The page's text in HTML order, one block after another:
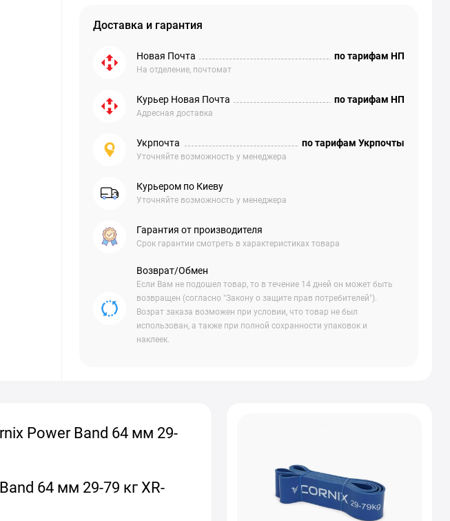
Доставка и гарантия
Новая Почта
На отделение, почтомат
по тарифам НП
Курьер Новая Почта
Адресная доставка
по тарифам НП
Укрпочта
Уточняйте возможность у менеджера
по тарифам Укрпочты
Курьером по Киеву
Уточняйте возможность у менеджера
Гарантия от производителя
Срок гарантии смотреть в характеристиках товара
Возврат/Обмен
Если Вам не подошел товар, то в течение 14 дней он может быть
возвращен (согласно "Закону о защите прав потребителей").
Возрат заказа возможен при условии, что товар не был
использован, а также при полной сохранности упаковок и
наклеек.
Power Band 64 мм 29-
64 мм 29-79 кг XR-